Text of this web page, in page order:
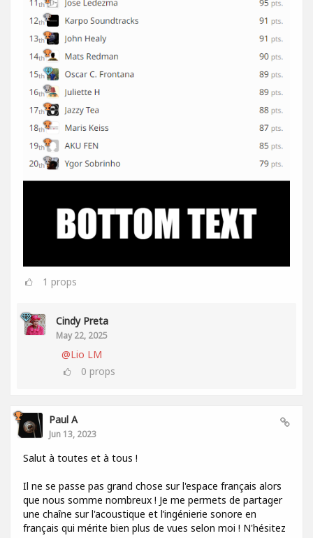
1 props
Cindy Preta
May 22, 2025
@Lio LM
0 props
Paul A
Jun 13, 2023
Salut à toutes et à tous !
Il ne se passe pas grand chose sur l'espace français alors
que nous somme nombreux ! Je me permets de partager
une chaîne sur l'acoustique et l’ingénierie sonore en
français qui mérite bien plus de vues selon moi ! N'hésitez